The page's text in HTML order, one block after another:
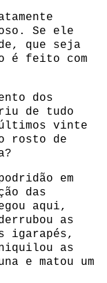
Se ele
que seja
é feito com
dos
de tudo
vinte
rosto de
em
das
aqui,
as
igarapés,
as
e matou um